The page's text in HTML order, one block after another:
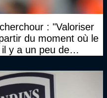
: "Valoriser
du moment où le
y a un peu de